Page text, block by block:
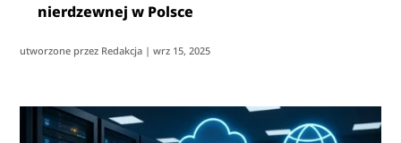
nierdzewnej w Polsce
utworzone przez Redakcja |wrz 15, 2025